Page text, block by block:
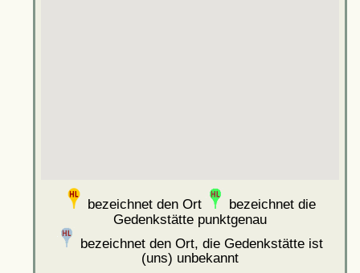
bezeichnet den Ort
bezeichnet die
Gedenkstätte punktgenau
bezeichnet den Ort, die Gedenkstätte ist
(uns) unbekannt